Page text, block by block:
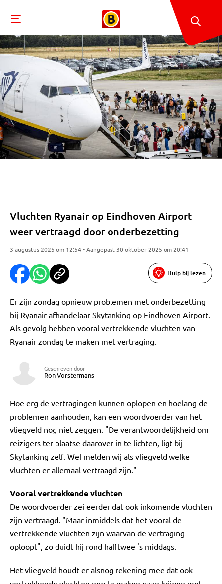
Vluchten Ryanair op Eindhoven Airport
weer vertraagd door onderbezetting
3 augustus 2025 om 12:54 • Aangepast 30 oktober 2025 om 20:41
Hulp bij lezen
Er zijn zondag opnieuw problemen met onderbezetting
bij Ryanair-afhandelaar Skytanking op Eindhoven Airport.
Als gevolg hebben vooral vertrekkende vluchten van
Ryanair zondag te maken met vertraging.
Geschreven door
Ron Vorstermans
Hoe erg de vertragingen kunnen oplopen en hoelang de
problemen aanhouden, kan een woordvoerder van het
vliegveld nog niet zeggen. "De verantwoordelijkheid om
reizigers ter plaatse daarover in te lichten, ligt bij
Skytanking zelf. Wel melden wij als vliegveld welke
vluchten er allemaal vertraagd zijn."
Vooral vertrekkende vluchten
De woordvoerder zei eerder dat ook inkomende vluchten
zijn vertraagd. "Maar inmiddels dat het vooral de
vertrekkende vluchten zijn waarvan de vertraging
oploopt", zo duidt hij rond halftwee 's middags.
Het vliegveld houdt er alsnog rekening mee dat ook